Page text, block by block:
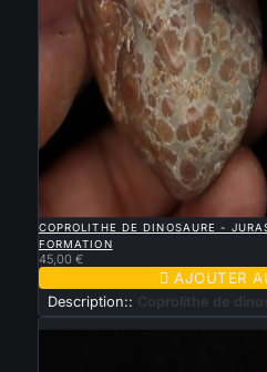
COPROLITHE DE DINOSAURE -
FORMATION
45,00 €
 AJOUTER
Description:: Coprolithe de
Nouveau